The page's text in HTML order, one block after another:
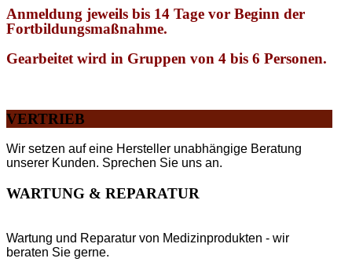
Anmeldung jeweils bis 14 Tage vor Beginn der
Fortbildungsmaßnahme.
Gearbeitet wird in Gruppen von 4 bis 6 Personen.
VERTRIEB
Wir setzen auf eine Hersteller unabhängige Beratung
unserer Kunden. Sprechen Sie uns an.
WARTUNG & REPARATUR
Wartung und Reparatur von Medizinprodukten - wir
beraten Sie gerne.